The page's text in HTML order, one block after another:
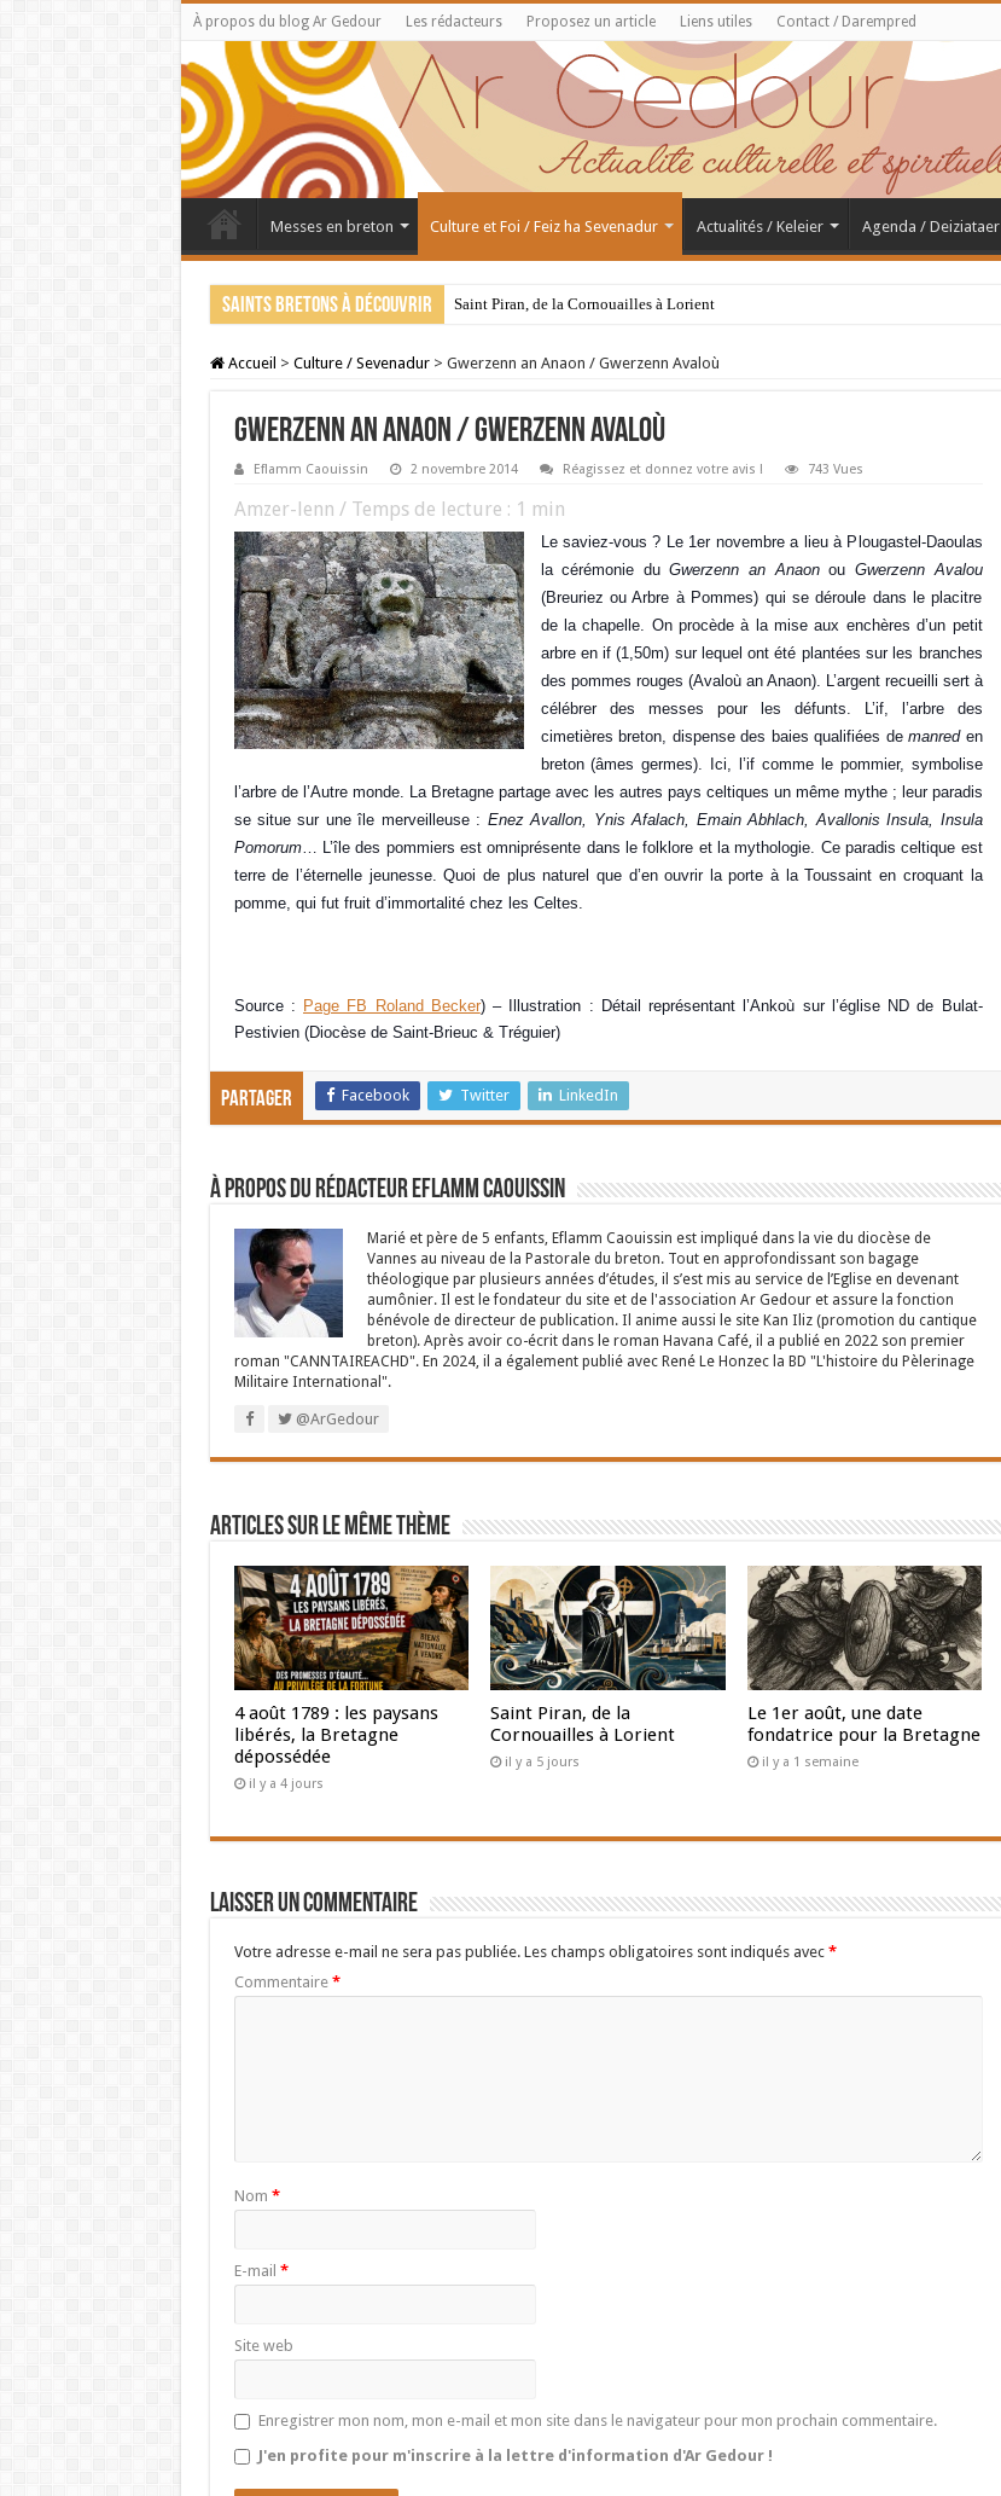
À propos du blog Ar Gedour Les rédacteurs Proposez un article Liens utiles Contact / Darempred
Messes en breton Culture et Foi / Feiz ha Sevenadur Actualités / Keleier Agenda / Deiziataer
Saints bretons à découvrir Saint Piran, de la Cornouailles à Lorient
Accueil > Culture / Sevenadur > Gwerzenn an Anaon / Gwerzenn Avaloù
Gwerzenn an Anaon / Gwerzenn Avaloù
Eflamm Caouissin 2 novembre 2014 Réagissez et donnez votre avis ! 743 Vues
Amzer-lenn / Temps de lecture : 1 min
Le saviez-vous ? Le 1er novembre a lieu à Plougastel-Daoulas
la cérémonie duGwerzenn an Anaonou Gwerzenn Avalou
(Breuriez ou Arbre à Pommes) qui se déroule dans le placitre
de la chapelle. On procède à la mise aux enchères d’un petit
arbre en if (1,50m) sur lequel ont été plantées sur les branches
des pommes rouges (Avaloù an Anaon). L’argent recueilli sert à
célébrer des messes pour les défunts. L’if, l’arbre des
cimetières breton, dispense des baies qualifiées de manreden
breton (âmes germes). Ici, l’if comme le pommier, symbolise
l’arbre de l’Autre monde. La Bretagne partage avec les autres pays celtiques un même mythe ; leur paradis
se situe sur une île merveilleuse : Enez Avallon, Ynis Afalach, Emain Abhlach, Avallonis Insula, Insula
Pomorum… L’île des pommiers est omniprésente dans le folklore et la mythologie. Ce paradis celtique est
terre de l’éternelle jeunesse. Quoi de plus naturel que d’en ouvrir la porte à la Toussaint en croquant la
pomme, qui fut fruit d’immortalité chez les Celtes.
Source : Page FB Roland Becker) – Illustration : Détail représentant l’Ankoù sur l’église ND de Bulat-
Pestivien (Diocèse de Saint-Brieuc & Tréguier)
Partager Facebook Twitter LinkedIn
À propos du rédacteur Eflamm Caouissin
Marié et père de 5 enfants, Eflamm Caouissin est impliqué dans la vie du diocèse de
Vannes au niveau de la Pastorale du breton. Tout en approfondissant son bagage
théologique par plusieurs années d’études, il s’est mis au service de l’Eglise en devenant
aumônier. Il est le fondateur du site et de l'association Ar Gedour et assure la fonction
bénévole de directeur de publication. Il anime aussi le site Kan Iliz (promotion du cantique
breton). Après avoir co-écrit dans le roman Havana Café, il a publié en 2022 son premier
roman "CANNTAIREACHD". En 2024, il a également publié avec René Le Honzec la BD "L'histoire du Pèlerinage
Militaire International".
@ArGedour
Articles sur le même thème
4 août 1789 : les paysans
libérés, la Bretagne
dépossédée
il y a 4 jours
Saint Piran, de la
Cornouailles à Lorient
il y a 5 jours
Le 1er août, une date
fondatrice pour la Bretagne
il y a 1 semaine
Laisser un commentaire
Votre adresse e-mail ne sera pas publiée. Les champs obligatoires sont indiqués avec *
Commentaire *
Nom *
E-mail *
Site web
Enregistrer mon nom, mon e-mail et mon site dans le navigateur pour mon prochain commentaire.
J'en profite pour m'inscrire à la lettre d'information d'Ar Gedour !